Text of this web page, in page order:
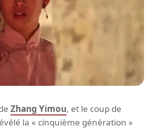
Zhang Yimou, et le coup de
la « cinquième génération »